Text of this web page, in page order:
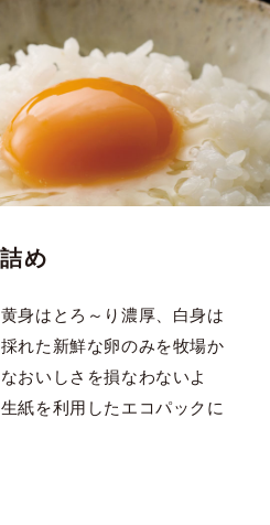
め
身はとろ～り濃厚、白身は
れた新鮮な卵のみを牧場か
おいしさを損なわないよ
紙を利用したエコパックに